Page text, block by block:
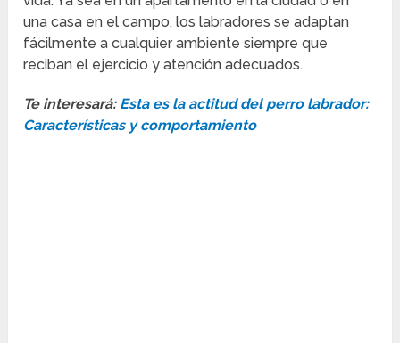
una casa en el campo, los labradores se adaptan
fácilmente a cualquier ambiente siempre que
reciban el ejercicio y atención adecuados.
Te interesará: Esta es la actitud del perro labrador:
Características y comportamiento